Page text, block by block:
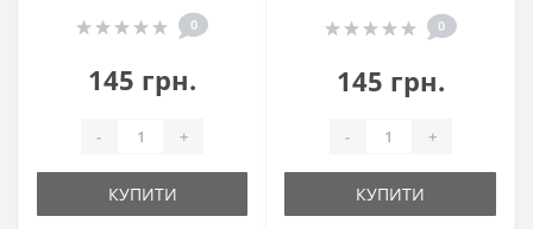
0
145 грн.
- +
КУПИТИ
0
145 грн.
- +
КУПИТИ